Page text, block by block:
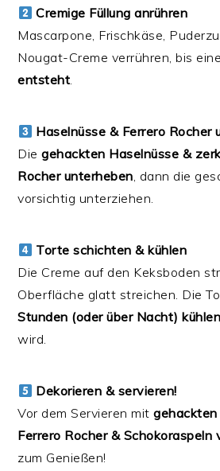
Cremige Füllung anrühren
Mascarpone, Frischkäse,
Nougat-Creme verrühren, bis eine
entsteht.
Haselnüsse & Ferrero Rocher
Diegehackten Haselnüsse &
Rocher unterheben, dann die
vorsichtig unterziehen.
Torte schichten & kühlen
Die Creme auf den Keksboden
Oberfläche glatt streichen. Die
Stunden (oder über Nacht) kühlen
wird.
Dekorieren & servieren!
Vor dem Servieren mitgehackten
Ferrero Rocher & Schokoraspeln
zum Genießen!